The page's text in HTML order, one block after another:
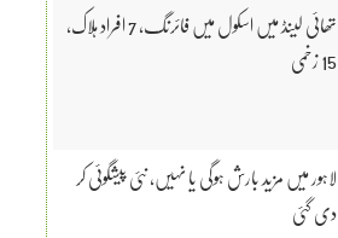
تھائی لینڈ میں اسکول میں فائرنگ، 7 افراد ہلاک،
15 زخمی
لاہور میں مزید بارش ہوگی یا نہیں، نئی پیشگوئی کر
دی گئی